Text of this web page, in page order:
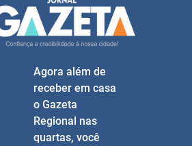
Agora além de
receber em casa
o Gazeta
Regional nas
quartas, você